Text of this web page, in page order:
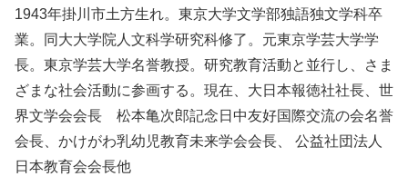
1943年掛川市土方生れ。東京大学文学部独語独文学科卒
業。同大大学院人文科学研究科修了。元東京学芸大学学
長。東京学芸大学名誉教授。研究教育活動と並行し、さま
ざまな社会活動に参画する。現在、大日本報徳社社長、世
界文学会会長 松本亀次郎記念日中友好国際交流の会名誉
会長、かけがわ乳幼児教育未来学会会長、 公益社団法人
日本教育会会長他